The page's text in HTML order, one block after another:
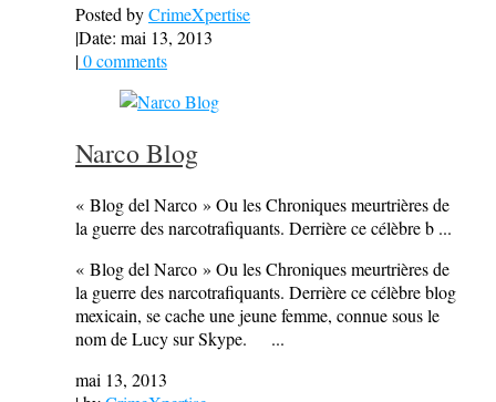
Posted byCrimeXpertise
|Date: mai 13, 2013
|0 comments
Narco Blog
« Blog del Narco » Ou les Chroniques meurtrières de
la guerre des narcotrafiquants. Derrière ce célèbre b ...
« Blog del Narco » Ou les Chroniques meurtrières de
la guerre des narcotrafiquants. Derrière ce célèbre blog
mexicain, se cache une jeune femme, connue sous le
nom de Lucy sur Skype. ...
mai 13, 2013